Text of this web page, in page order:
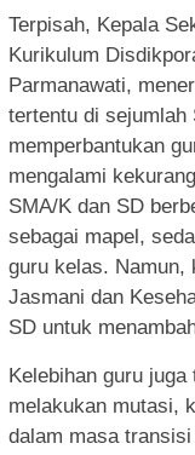
Terpisah, Kepala
Kurikulum
Parmanawati,
tertentu di sejumlah
memperbantukan
mengalami
SMA/K dan SD
sebagai mapel,
guru kelas. Namun,
Jasmani dan
SD untuk
Kelebihan guru
melakukan mutasi,
dalam masa